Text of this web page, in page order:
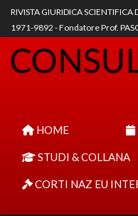
RIVISTA GIURIDICA SCIENTIFICA
1971-9892 - Fondatore Prof.
HOME
STUDI & COLLANA
CORTI NAZ EU